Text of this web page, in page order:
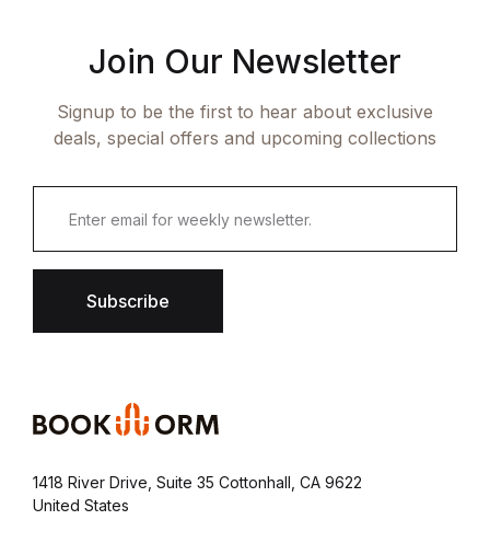
Join Our Newsletter
Signup to be the first to hear about exclusive
deals, special offers and upcoming collections
Subscribe
1418 River Drive, Suite 35 Cottonhall, CA 9622
United States